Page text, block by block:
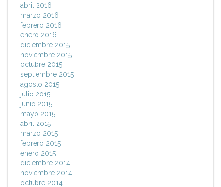
abril 2016
marzo 2016
febrero 2016
enero 2016
diciembre 2015
noviembre 2015
octubre 2015
septiembre 2015
agosto 2015
julio 2015
junio 2015
mayo 2015
abril 2015
marzo 2015
febrero 2015
enero 2015
diciembre 2014
noviembre 2014
octubre 2014